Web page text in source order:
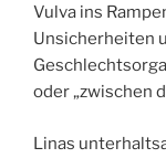
Vulva ins
Unsicherheiten
oder „zwischen
Linas